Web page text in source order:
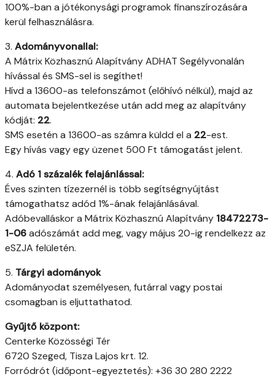
100%-ban a jótékonysági programok finanszírozására
kerül felhasználásra.
3. Adományvonallal:
A Mátrix Közhasznú Alapítvány ADHAT Segélyvonalán
hívással és SMS-sel is segíthet!
Hívd a 13600-as telefonszámot (előhívó nélkül), majd az
automata bejelentkezése után add meg az alapítvány
kódját: 22.
SMS esetén a 13600-as számra küldd el a 22-est.
Egy hívás vagy egy üzenet 500 Ft támogatást jelent.
4. Adó 1 százalék felajánlással:
Éves szinten tízezernél is több segítségnyújtást
támogathatsz adód 1%-ának felajánlásával.
Adóbevalláskor a Mátrix Közhasznú Alapítvány 18472273-
1-06adószámát add meg, vagy május 20-ig rendelkezz az
eSZJA felületén.
5. Tárgyi adományok
Adományodat személyesen, futárral vagy postai
csomagban is eljuttathatod.
Gyűjtő központ:
Centerke Közösségi Tér
6720 Szeged, Tisza Lajos krt. 12.
Forródrót (időpont-egyeztetés): +36 30 280 2222